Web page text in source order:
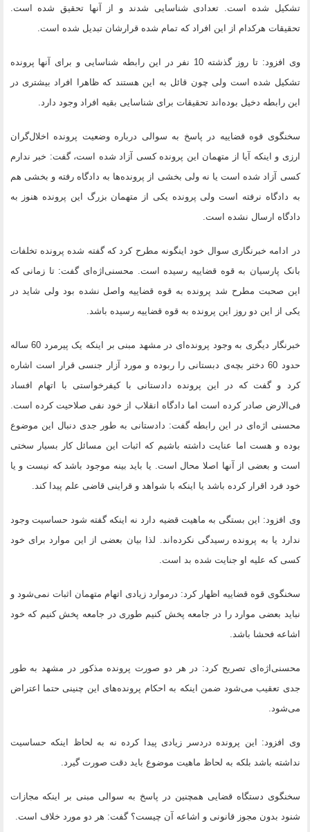
تشکیل شده است. تعدادی شناسایی شدند و از آنها تحقیق شده است.
تحقیقات هرکدام از این افراد که تمام شده قرارشان تبدیل شده است.
وی افزود: تا روز گذشته 10 نفر در این رابطه شناسایی و برای آنها پرونده
تشکیل شده است ولی چون قائل به این هستند که ظاهرا افراد بیشتری در
این رابطه دخیل بوده‌اند تحقیقات برای شناسایی بقیه افراد وجود دارد.
سخنگوی قوه قضاییه در پاسخ به سوالی درباره وضعیت پرونده اخلال‌گران
ارزی و اینکه آیا از متهمان این پرونده کسی آزاد شده‌ است، گفت: خبر ندارم
کسی آزاد شده است یا نه ولی بخشی از پرونده‌ها به دادگاه رفته و بخشی هم
به دادگاه نرفته است ولی پرونده یکی از متهمان بزرگ این پرونده هنوز به
دادگاه ارسال نشده است.
در ادامه خبرنگاری سوال خود اینگونه مطرح کرد که گفته شده پرونده تخلفات
بانک پارسیان به قوه قضاییه رسیده است. محسنی‌اژه‌ای گفت: تا زمانی که
این صحبت مطرح شد پرونده به قوه قضاییه واصل نشده بود ولی شاید در
یکی از این دو روز این پرونده به قوه قضاییه رسیده باشد.
خبرنگار دیگری به وجود پرونده‌ای در مشهد مبنی بر اینکه یک پیرمرد 60 ساله
حدود 60 دختر بچه‌ی دبستانی را ربوده و مورد آزار جنسی قرار است اشاره
کرد و گفت که در این پرونده دادستانی با کیفرخواستی با اتهام افساد
فی‌الارض صادر کرده است اما دادگاه انقلاب از خود نفی صلاحیت کرده است.
محسنی اژه‌ای در این رابطه گفت: دادستانی به طور جدی دنبال این موضوع
بوده و هست اما عنایت داشته باشیم که اثبات این مسائل کار بسیار سختی
است و بعضی از آنها اصلا محال است. یا باید بینه موجود باشد که نیست و یا
خود فرد اقرار کرده باشد یا اینکه با شواهد و قراینی قاضی علم پیدا کند.
وی افزود: این بستگی به ماهیت قضیه دارد نه اینکه گفته شود حساسیت وجود
ندارد یا به پرونده رسیدگی نکرده‌اند. لذا بیان بعضی از این موارد برای خود
کسی که علیه او جنایت شده بد است.
سخنگوی قوه قضاییه اظهار کرد: درموارد زیادی اتهام متهمان اثبات نمی‌شود و
نباید بعضی موارد را در جامعه پخش کنیم طوری در جامعه پخش کنیم که خود
اشاعه فحشا باشد.
محسنی‌اژه‌ای تصریح کرد: در هر دو صورت پرونده مذکور در مشهد به طور
جدی تعقیب می‌شود ضمن اینکه به احکام پرونده‌های این چنینی حتما اعتراض
می‌شود.
وی افزود: این پرونده دردسر زیادی پیدا کرده نه به لحاظ اینکه حساسیت
نداشته باشد بلکه به لحاظ ماهیت موضوع باید دقت صورت گیرد.
سخنگوی دستگاه قضایی همچنین در پاسخ به سوالی مبنی بر اینکه مجازات
شنود بدون مجوز قانونی و اشاعه آن چیست؟ گفت: هر دو مورد خلاف است.